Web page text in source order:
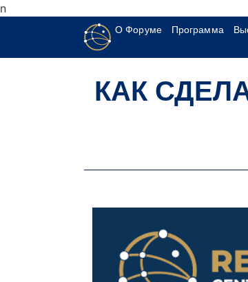
n
О Форуме Программа
КАК